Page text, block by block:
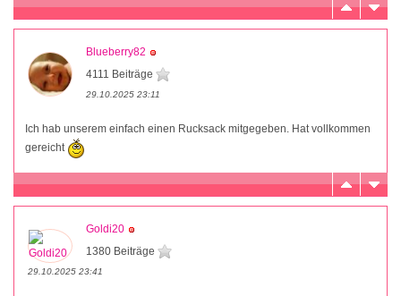
Blueberry82
4111 Beiträge
29.10.2025 23:11
Ich hab unserem einfach einen Rucksack mitgegeben. Hat vollkommen
gereicht
Goldi20
1380 Beiträge
29.10.2025 23:41